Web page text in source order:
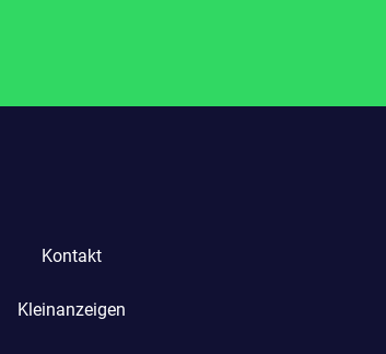
Kontakt
Kleinanzeigen